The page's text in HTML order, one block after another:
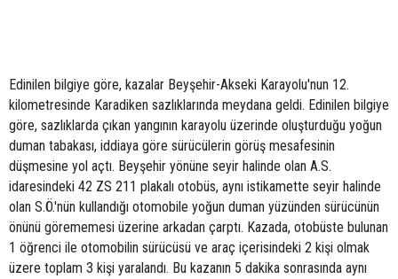
Edinilen bilgiye göre, kazalar Beyşehir-Akseki Karayolu'nun 12.
kilometresinde Karadiken sazlıklarında meydana geldi. Edinilen bilgiye
göre, sazlıklarda çıkan yangının karayolu üzerinde oluşturduğu yoğun
duman tabakası, iddiaya göre sürücülerin görüş mesafesinin
düşmesine yol açtı. Beyşehir yönüne seyir halinde olan A.S.
idaresindeki 42 ZS 211 plakalı otobüs, aynı istikamette seyir halinde
olan S.Ö.'nün kullandığı otomobile yoğun duman yüzünden sürücünün
önünü görememesi üzerine arkadan çarptı. Kazada, otobüste bulunan
1 öğrenci ile otomobilin sürücüsü ve araç içerisindeki 2 kişi olmak
üzere toplam 3 kişi yaralandı. Bu kazanın 5 dakika sonrasında aynı